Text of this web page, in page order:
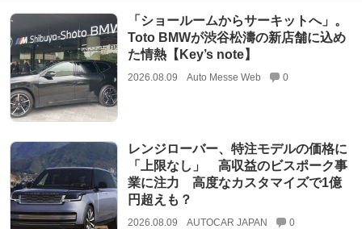
「ショールームからサーキットへ」。
Toto BMWが渋谷松濤の新店舗に込め
た情熱【Key’s note】
2026.08.09 Auto Messe Web 0
レンジローバー、特注モデルの価格に
「上限なし」 高収益のビスポーク事
業に注力 高度なカスタマイズで1億
円超えも？
2026.08.09 AUTOCAR JAPAN 0